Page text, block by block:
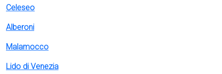
Celeseo
Alberoni
Malamocco
Lido di Venezia